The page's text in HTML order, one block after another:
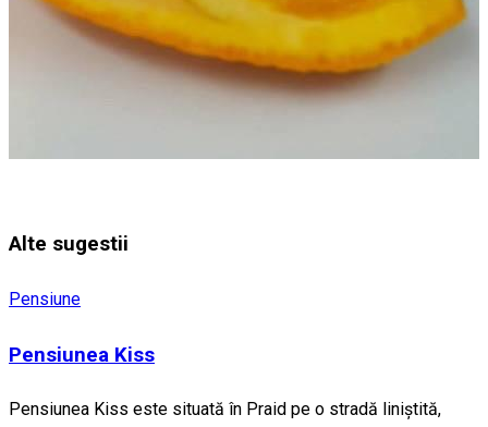
Alte sugestii
Pensiune
Pensiunea Kiss
Pensiunea Kiss este situată în Praid pe o stradă liniștită,